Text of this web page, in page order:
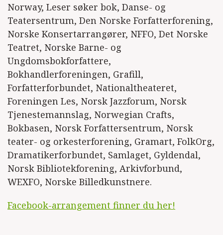
Norway, Leser søker bok, Danse- og
Teatersentrum, Den Norske Forfatterforening,
Norske Konsertarrangører, NFFO, Det Norske
Teatret, Norske Barne- og
Ungdomsbokforfattere,
Bokhandlerforeningen, Grafill,
Forfatterforbundet, Nationaltheateret,
Foreningen Les, Norsk Jazzforum, Norsk
Tjenestemannslag, Norwegian Crafts,
Bokbasen, Norsk Forfattersentrum, Norsk
teater- og orkesterforening, Gramart, FolkOrg,
Dramatikerforbundet, Samlaget, Gyldendal,
Norsk Bibliotekforening, Arkivforbund,
WEXFO, Norske Billedkunstnere.
Facebook-arrangement finner du her!